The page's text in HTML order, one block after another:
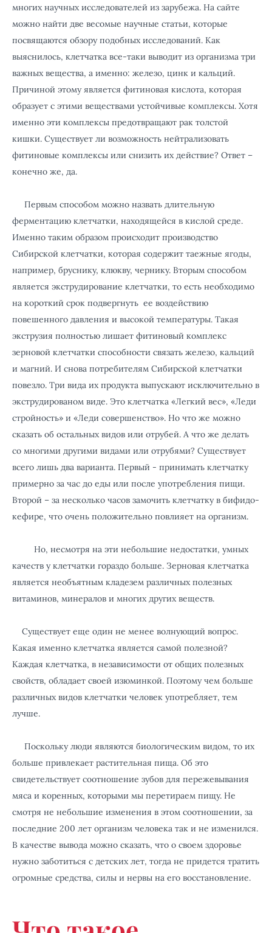
многих научных исследователей из зарубежа. На сайте
можно найти две весомые научные статьи, которые
посвящаются обзору подобных исследований. Как
выяснилось, клетчатка все-таки выводит из организма три
важных вещества, а именно: железо, цинк и кальций.
Причиной этому является фитиновая кислота, которая
образует с этими веществами устойчивые комплексы. Хотя
именно эти комплексы предотвращают рак толстой
кишки. Существует ли возможность нейтрализовать
фитиновые комплексы или снизить их действие? Ответ –
конечно же, да.
Первым способом можно назвать длительную
ферментацию клетчатки, находящейся в кислой среде.
Именно таким образом происходит производство
Сибирской клетчатки, которая содержит таежные ягоды,
например, бруснику, клюкву, чернику. Вторым способом
является экструдирование клетчатки, то есть необходимо
на короткий срок подвергнуть ее воздействию
повешенного давления и высокой температуры. Такая
экструзия полностью лишает фитиновый комплекс
зерновой клетчатки способности связать железо, кальций
и магний. И снова потребителям Сибирской клетчатки
повезло. Три вида их продукта выпускают исключительно в
экструдированом виде. Это клетчатка «Легкий вес», «Леди
стройность» и «Леди совершенство». Но что же можно
сказать об остальных видов или отрубей. А что же делать
со многими другими видами или отрубями? Существует
всего лишь два варианта. Первый - принимать клетчатку
примерно за час до еды или после употребления пищи.
Второй – за несколько часов замочить клетчатку в бифидо-
кефире, что очень положительно повлияет на организм.
Но, несмотря на эти небольшие недостатки, умных
качеств у клетчатки гораздо больше. Зерновая клетчатка
является необъятным кладезем различных полезных
витаминов, минералов и многих других веществ.
Существует еще один не менее волнующий вопрос.
Какая именно клетчатка является самой полезной?
Каждая клетчатка, в независимости от общих полезных
свойств, обладает своей изюминкой. Поэтому чем больше
различных видов клетчатки человек употребляет, тем
лучше.
Поскольку люди являются биологическим видом, то их
больше привлекает растительная пища. Об это
свидетельствует соотношение зубов для пережевывания
мяса и коренных, которыми мы перетираем пищу. Не
смотря не небольшие изменения в этом соотношении, за
последние 200 лет организм человека так и не изменился.
В качестве вывода можно сказать, что о своем здоровье
нужно заботиться с детских лет, тогда не придется тратить
огромные средства, силы и нервы на его восстановление.